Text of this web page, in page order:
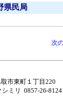
県民局
次
市東町１丁目220
シミリ 0857-26-8124